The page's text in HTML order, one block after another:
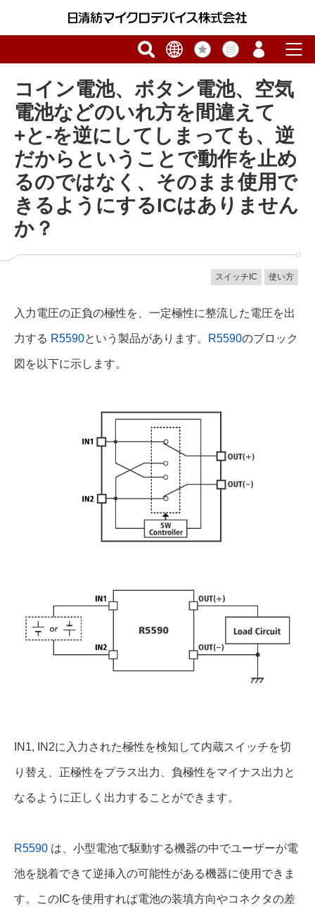
コイン電池、ボタン電池、空気
電池などのいれ方を間違えて
+と-を逆にしてしまっても、逆
だからということで動作を止め
るのではなく、そのまま使用で
きるようにするICはありません
か？
スイッチIC 使い方
入力電圧の正負の極性を、一定極性に整流した電圧を出
力する R5590という製品があります。 R5590のブロック
図を以下に示します。
IN1, IN2に入力された極性を検知して内蔵スイッチを切
り替え、正極性をプラス出力、負極性をマイナス出力と
なるように正しく出力することができます。
R5590 は、小型電池で駆動する機器の中でユーザーが電
池を脱着できて逆挿入の可能性がある機器に使用できま
す。このICを使用すれば電池の装填方向やコネクタの差